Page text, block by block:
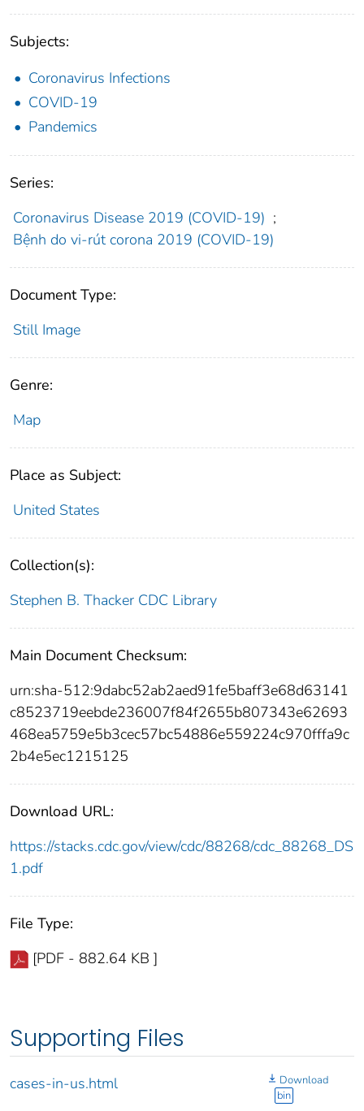
Subjects:
Coronavirus Infections
COVID-19
Pandemics
Series:
Coronavirus Disease 2019 (COVID-19) ;
Bệnh do vi-rút corona 2019 (COVID-19)
Document Type:
Still Image
Genre:
Map
Place as Subject:
United States
Collection(s):
Stephen B. Thacker CDC Library
Main Document Checksum:
urn:sha-512:9dabc52ab2aed91fe5baff3e68d63141
c8523719eebde236007f84f2655b807343e62693
468ea5759e5b3cec57bc54886e559224c970fffa9c
2b4e5ec1215125
Download URL:
https://stacks.cdc.gov/view/cdc/88268/cdc_88268_DS
1.pdf
File Type:
[PDF - 882.64 KB ]
Supporting Files
cases-in-us.html
Download
bin